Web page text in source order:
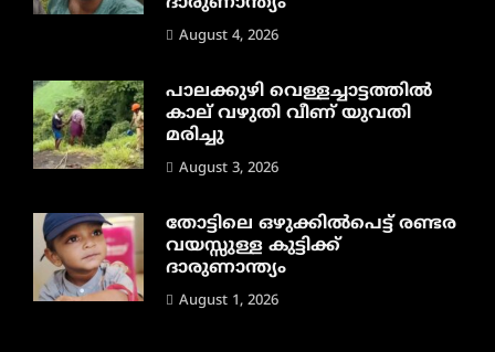
August 4, 2026
പാലക്കുഴി വെള്ളച്ചാട്ടത്തില്‍
കാല് വഴുതി വീണ് യുവതി
മരിച്ചു
August 3, 2026
തോട്ടിലെ ഒഴുക്കിൽപെട്ട് രണ്ടര
വയസ്സുള്ള കുട്ടിക്ക്
ദാരുണാന്ത്യം
August 1, 2026